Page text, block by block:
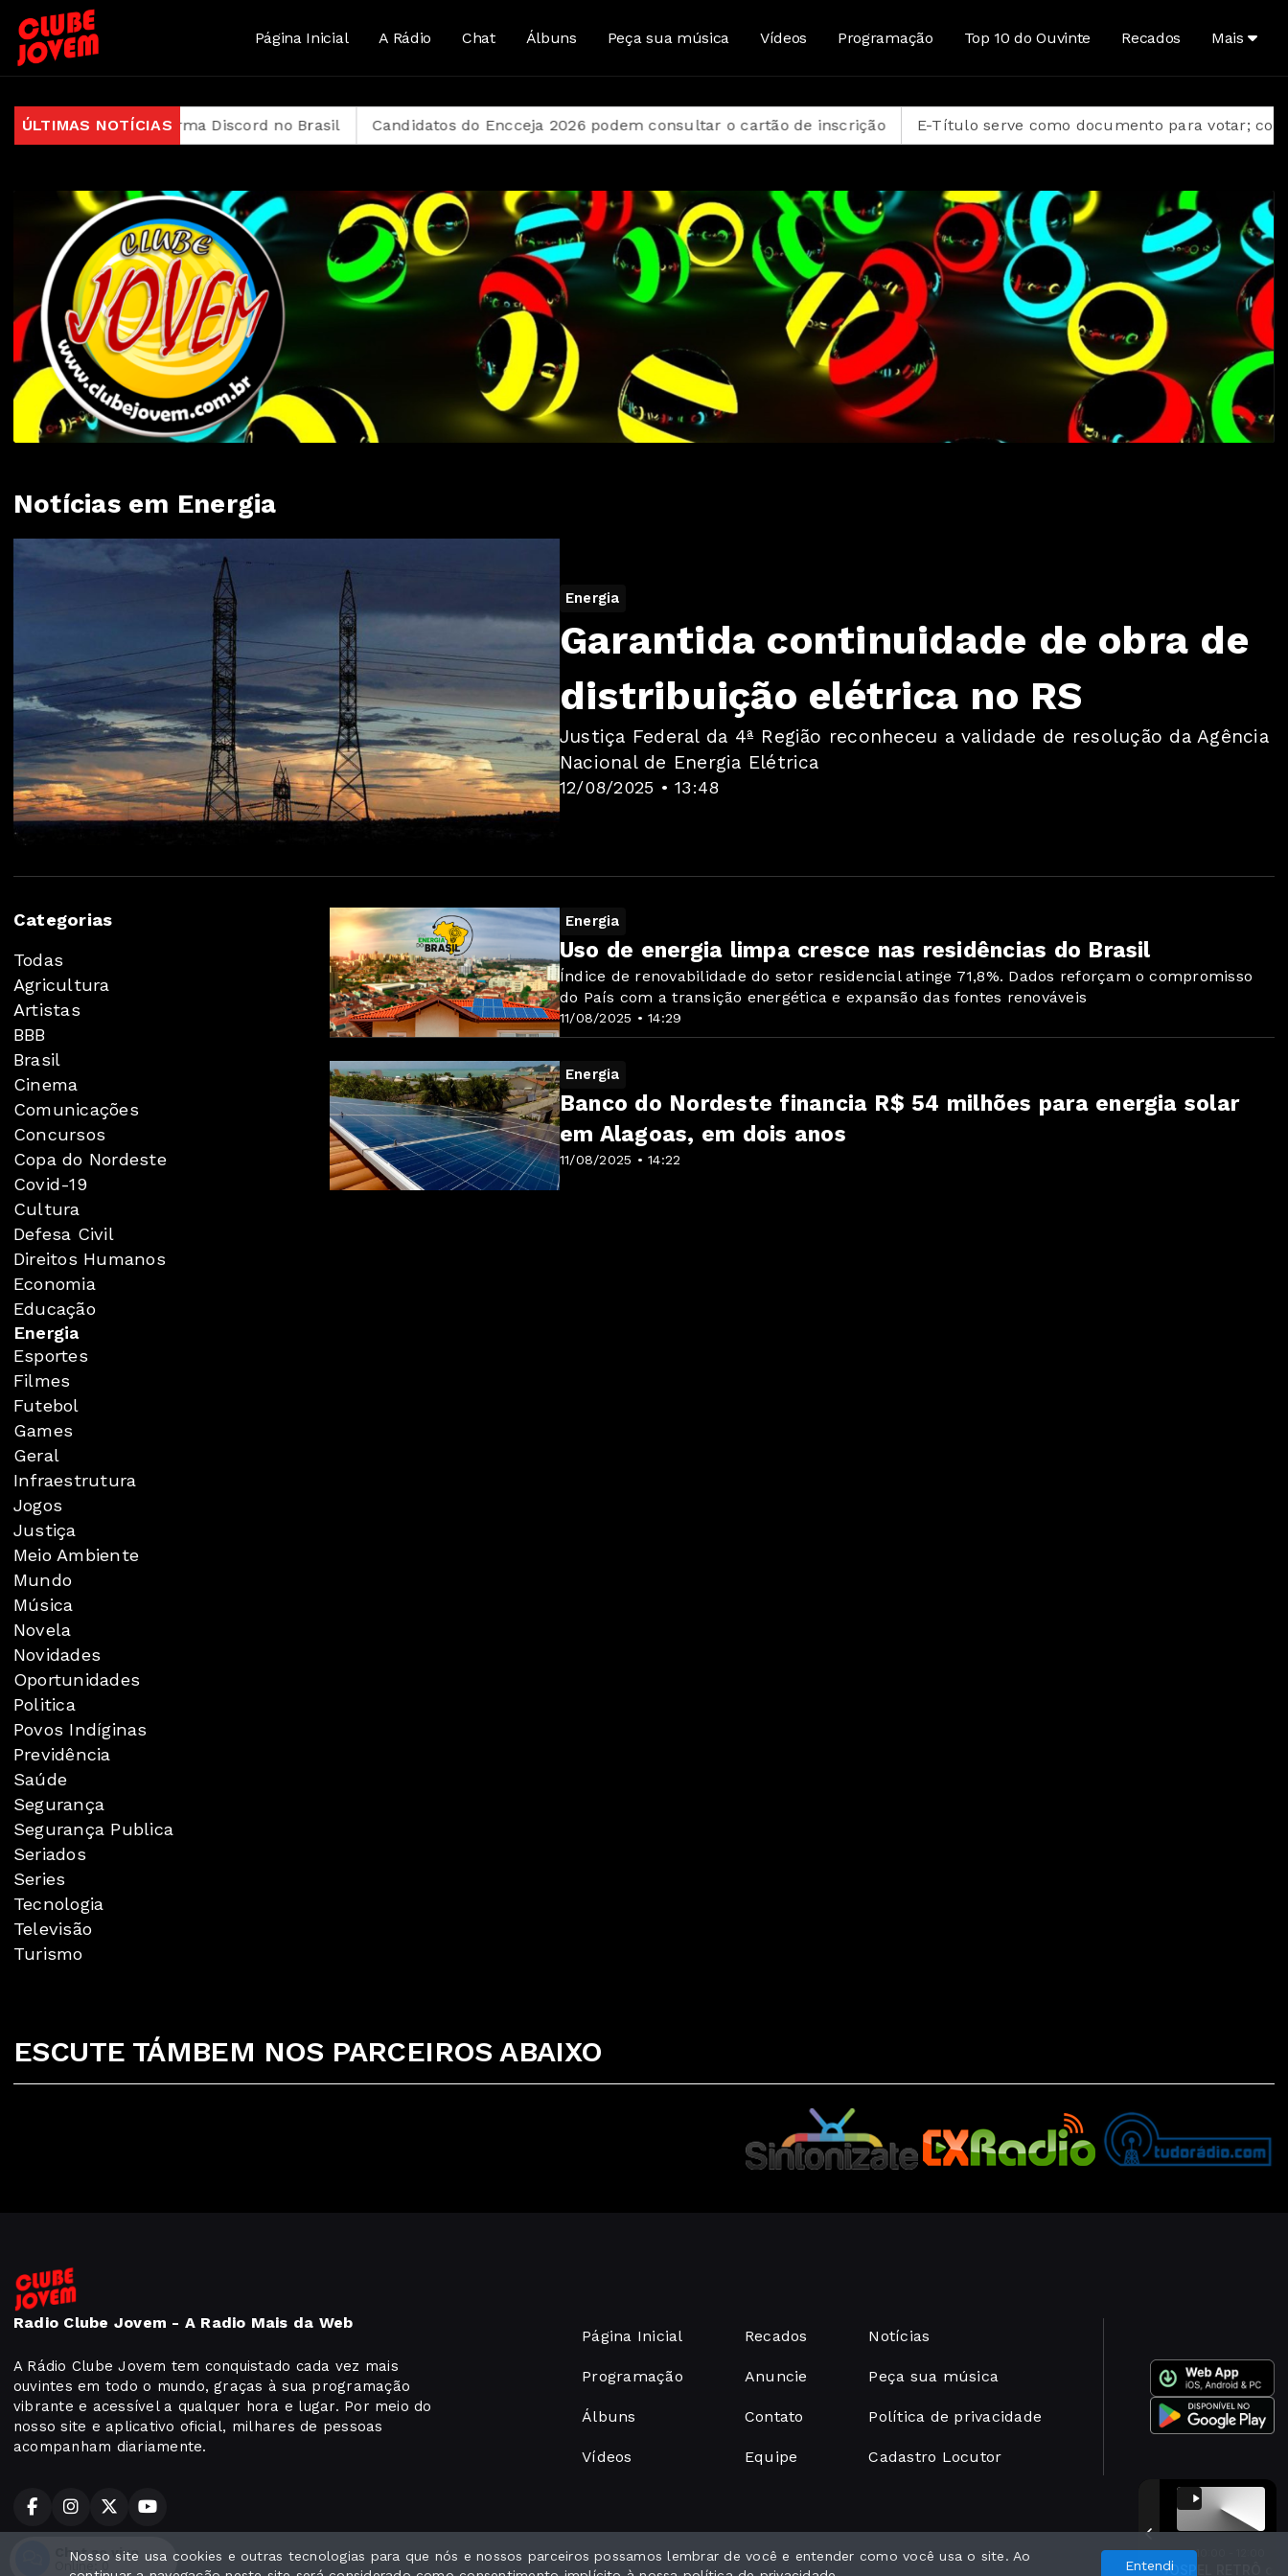
10:00 - 12:00
GOSPEL RETRÔ com Ivan VazGOSPEL RETRÔ com
Gospel retrô - Parte 4
Página Inicial A Rádio Chat Álbuns Peça sua música Vídeos Programação Top 10 do Ouvinte Recados Mais
ÚLTIMAS NOTÍCIAS
a plataforma Discord no Brasil Candidatos do Encceja 2026 podem consultar o cartão de inscrição E-Título serve como documento para votar; conheça
Notícias em Energia
Energia
12/08/2025 • 13:48
Garantida continuidade de obra de
distribuição elétrica no RS
Justiça Federal da 4ª Região reconheceu a validade de resolução da Agência
Nacional de Energia Elétrica
Categorias
Todas
Agricultura
Artistas
BBB
Brasil
Cinema
Comunicações
Concursos
Copa do Nordeste
Covid-19
Cultura
Defesa Civil
Direitos Humanos
Economia
Educação
Energia
Esportes
Filmes
Futebol
Games
Geral
Infraestrutura
Jogos
Justiça
Meio Ambiente
Mundo
Música
Novela
Novidades
Oportunidades
Politica
Povos Indíginas
Previdência
Saúde
Segurança
Segurança Publica
Seriados
Series
Tecnologia
Televisão
Turismo
Energia
11/08/2025 • 14:29
Uso de energia limpa cresce nas residências do Brasil
Índice de renovabilidade do setor residencial atinge 71,8%. Dados reforçam o compromisso
do País com a transição energética e expansão das fontes renováveis
Energia
11/08/2025 • 14:22
Banco do Nordeste financia R$ 54 milhões para energia solar
em Alagoas, em dois anos
ESCUTE TÁMBEM NOS PARCEIROS ABAIXO
Radio Clube Jovem - A Radio Mais da Web
A Rádio Clube Jovem tem conquistado cada vez mais
ouvintes em todo o mundo, graças à sua programação
vibrante e acessível a qualquer hora e lugar. Por meio do
nosso site e aplicativo oficial, milhares de pessoas
acompanham diariamente.
Página Inicial
Programação
Álbuns
Vídeos
Recados
Anuncie
Contato
Equipe
Notícias
Peça sua música
Política de privacidade
Cadastro Locutor
Todos os direitos reservados. Com a tecnologia
Nosso site usa cookies e outras tecnologias para que nós e nossos parceiros possamos lembrar de você e entender como você usa o site. Ao
Entendi
Chat ao vivo